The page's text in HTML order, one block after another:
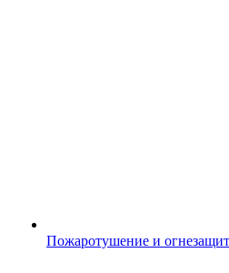
Пожаротушение и